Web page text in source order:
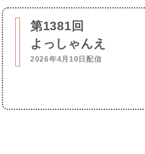
第1381回
よっしゃんえ
2026年4月10日配信